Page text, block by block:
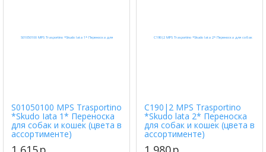
S01050100 MPS Trasportino
*Skudo Iata 1* Переноска
для собак и кошек (цвета в
ассортименте)
C190|2 MPS Trasportino
*Skudo lata 2* Переноска
для собак и кошек (цвета в
ассортименте)